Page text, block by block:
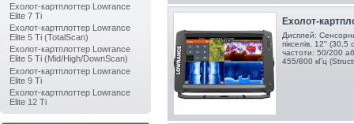
Ехолот-картплоттер Lowrance
Elite 7 Ti
Ехолот-картплоттер Lowrance
Elite 5 Ti (TotalScan)
Ехолот-картплоттер Lowrance
Elite 5 Ti (Mid/High/DownScan)
Ехолот-картплоттер Lowrance
Elite 9 Ti
Ехолот-картплоттер Lowrance
Elite 12 Ti
Ехолот-
Дисплей:
пікселів, 12" (30,5
частоти: 50/200
455/800 кГц